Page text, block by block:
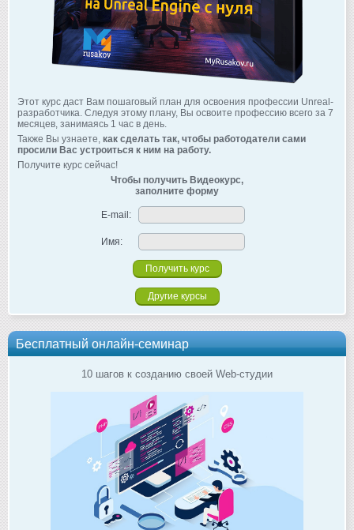
Этот курс даст Вам пошаговый план для освоения профессии Unreal-
разработчика. Следуя этому плану, Вы освоите профессию всего за 7
месяцев, занимаясь 1 час в день.
Также Вы узнаете, как сделать так, чтобы работодатели сами
просили Вас устроиться к ним на работу.
Получите курс сейчас!
Чтобы получить Видеокурс,
заполните форму
E-mail:
Имя:
Другие курсы
Бесплатный онлайн-семинар
10 шагов к созданию своей Web-студии